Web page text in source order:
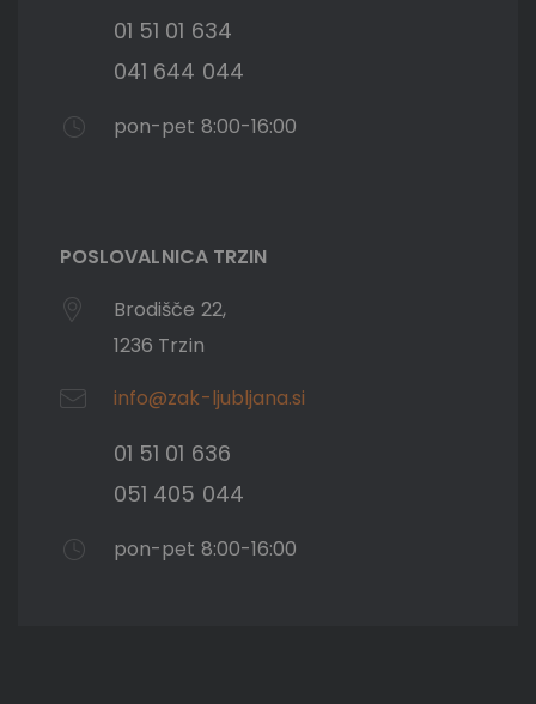
01 51 01 634
041 644 044
pon-pet 8:00-16:00
POSLOVALNICA TRZIN
Brodišče 22,
1236 Trzin
info@zak-ljubljana.si
01 51 01 636
051 405 044
pon-pet 8:00-16:00